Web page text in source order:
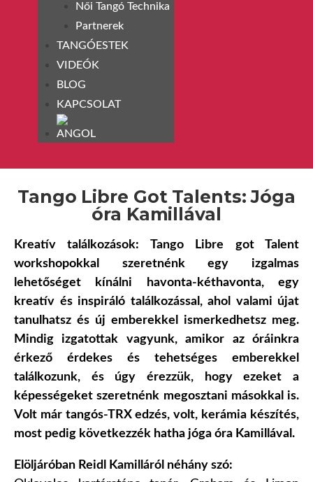
Női Tangó Technika
Partnerek
TANGÓESTEK
VIDEÓK
BLOG
KAPCSOLAT
Tango Libre Got Talents: Jóga
óra Kamillával
Kreatív találkozások: Tango Libre got Talent
workshopokkal szeretnénk egy izgalmas
lehetőséget kínálni havonta-kéthavonta, egy
kreatív és inspiráló találkozással, ahol valami újat
tanulhatsz és új emberekkel ismerkedhetsz meg.
Mindig izgatottak vagyunk, amikor az óráinkra
érkező érdekes és tehetséges emberekkel
találkozunk, és úgy érezzük, hogy ezeket a
képességeket szeretnénk megosztani másokkal is.
Volt már tangós-TRX edzés, volt, kerámia készítés,
most pedig következzék hatha jóga óra Kamillával.
Elöljáróban Reidl Kamilláról néhány szó: